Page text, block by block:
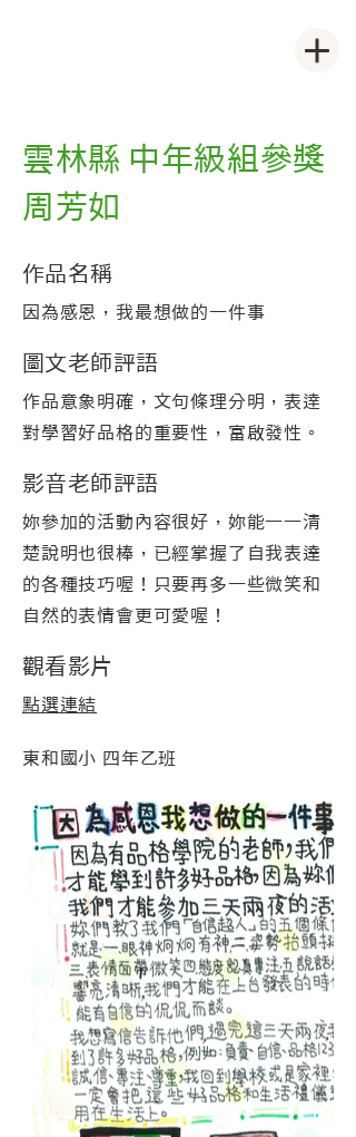
雲林縣 中年級組參獎
周芳如
作品名稱
因為感恩，我最想做的一件事
圖文老師評語
作品意象明確，文句條理分明，表逹
對學習好品格的重要性，富啟發性。
影音老師評語
妳參加的活動內容很好，妳能一一清
楚說明也很棒，已經掌握了自我表達
的各種技巧喔！只要再多一些微笑和
自然的表情會更可愛喔！
觀看影片
點選連結
東和國小 四年乙班